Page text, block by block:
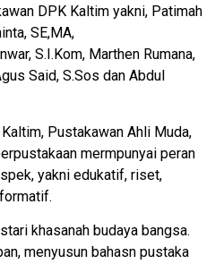
DPK Kaltim yakni, Patimah
SE,MA,
S.I.Kom, Marthen Rumana,
Said, S.Sos dan Abdul
Pustakawan Ahli Muda,
mermpunyai peran
yakni edukatif, riset,
khasanah budaya bangsa.
menyusun bahasn pustaka